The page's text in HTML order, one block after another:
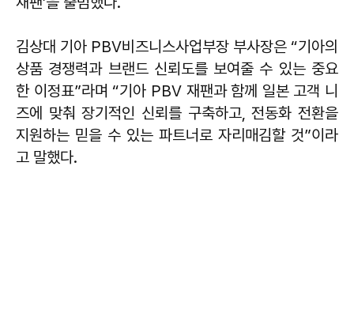
김상대 기아 PBV비즈니스사업부장 부사장은 “기아의
상품 경쟁력과 브랜드 신뢰도를 보여줄 수 있는 중요
한 이정표”라며 “기아 PBV 재팬과 함께 일본 고객 니
즈에 맞춰 장기적인 신뢰를 구축하고, 전동화 전환을
지원하는 믿을 수 있는 파트너로 자리매김할 것”이라
고 말했다.